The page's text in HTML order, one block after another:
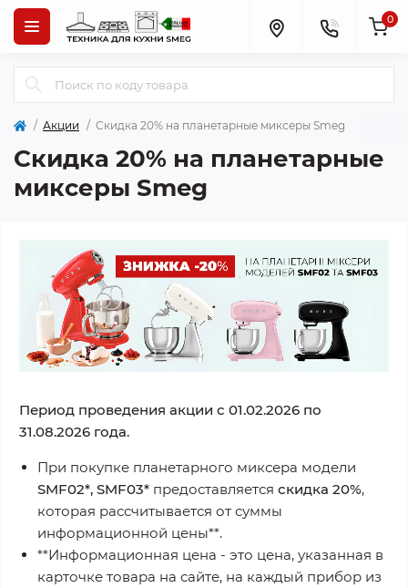
0
Акции Скидка 20% на планетарные миксеры Smeg
Скидка 20% на планетарные
миксеры Smeg
Период проведения акции с 01.02.2026 по
31.08.2026 года.
При покупке планетарного миксера модели
SMF02*, SMF03* предоставляется скидка 20%,
которая рассчитывается от суммы
информационной цены**.
**Информационная цена - это цена, указанная в
карточке товара на сайте, на каждый прибор из